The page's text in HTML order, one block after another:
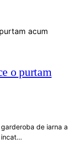
o purtam
de iarna a
incat…